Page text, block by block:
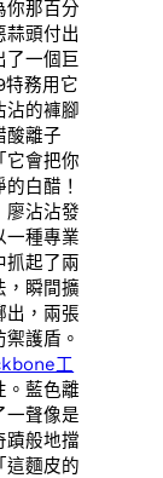
你那百分
蒜頭付出
了一個巨
務用它
沾的褲腳
酸離子
它會把你
白醋！
廖沾沾發
一種專業
抓起了兩
，瞬間擴
出，兩張
護盾。
工
。藍色離
一聲像是
蹟般地擋
這麵皮的